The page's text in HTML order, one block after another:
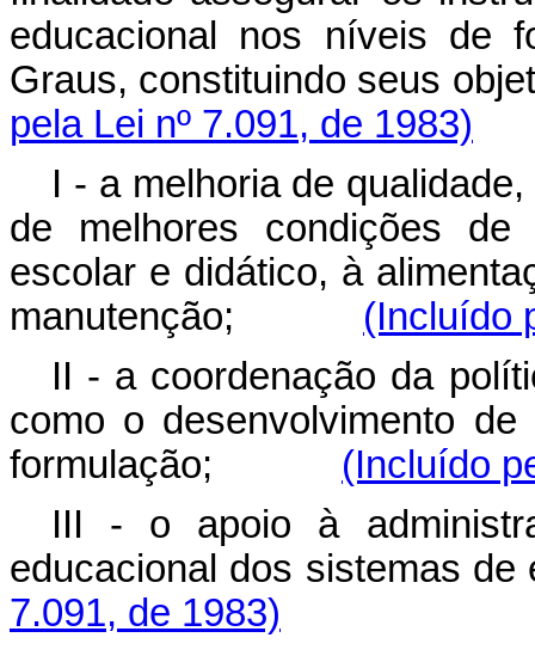
educacional nos níveis de
Graus, constituindo seus
pela Lei nº 7.091, de 1983)
I - a melhoria de
de melhores condições
escolar e didático, à
manutenção; (Incluído
II - a coordenação da
como o desenvolvimento
formulação; (Incluído
III - o apoio à
educacional dos
7.091, de 1983)